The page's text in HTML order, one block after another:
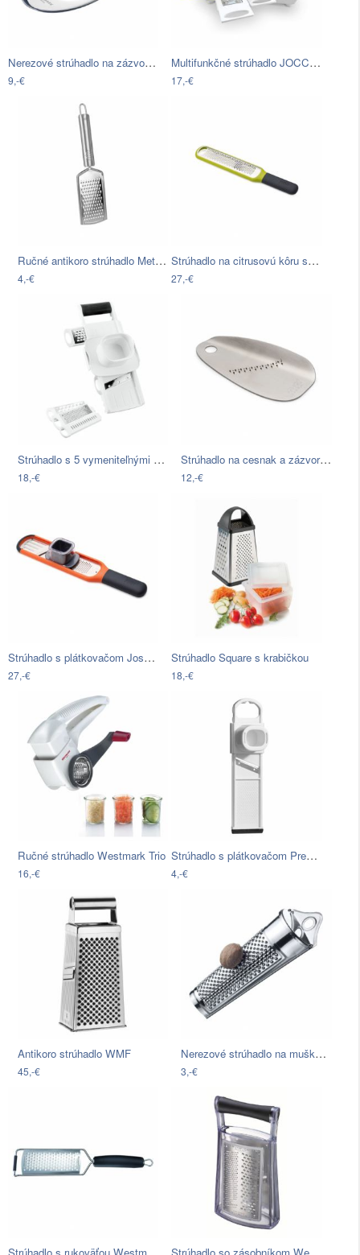
Nerezové strúhadlo na zázvor Westmark…
9,-€
Multifunkčné strúhadlo JOCCA 5in1
17,-€
Ručné antikoro strúhadlo Metaltex Mini,…
4,-€
Strúhadlo na citrusovú kôru so stierkou…
27,-€
Strúhadlo s 5 vymeniteľnými nadstavcami…
18,-€
Strúhadlo na cesnak a zázvor Joseph…
12,-€
Strúhadlo s plátkovačom Joseph Joseph…
27,-€
Strúhadlo Square s krabičkou
18,-€
Ručné strúhadlo Westmark Trio
16,-€
Strúhadlo s plátkovačom Premier…
4,-€
Antikoro strúhadlo WMF
45,-€
Nerezové strúhadlo na muškátový oriešok…
3,-€